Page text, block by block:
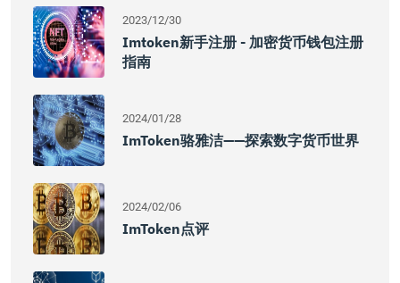
2023/12/30
Imtoken新手注册 - 加密货币钱包注册
指南
2024/01/28
ImToken骆雅洁——探索数字货币世界
2024/02/06
ImToken点评